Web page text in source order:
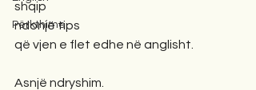
Përkthime
shqip
ndonjë tips
që vjen e flet edhe në anglisht.
Asnjë ndryshim.